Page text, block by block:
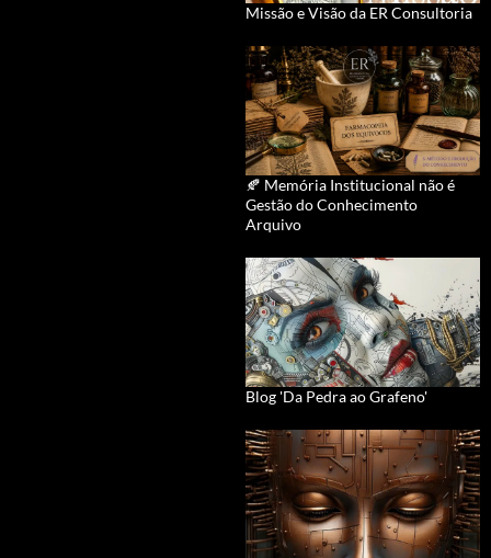
Missão e Visão da ER Consultoria
🍂 Memória Institucional não é
Gestão do Conhecimento
Arquivo
Blog 'Da Pedra ao Grafeno'